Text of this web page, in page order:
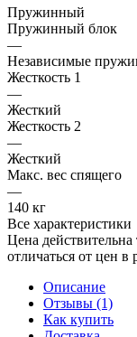
Пружинный
Пружинный блок
—
Независимые
Жесткость 1
—
Жесткий
Жесткость 2
—
Жесткий
Макс. вес спящего
—
140 кг
Все характеристики
Цена
отличаться от цен
Описание
Отзывы (1)
Как купить